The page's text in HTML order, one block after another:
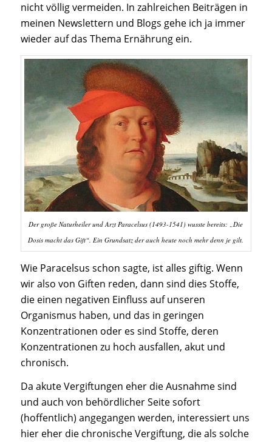
nicht völlig vermeiden. In zahlreichen Beiträgen in
meinen Newslettern und Blogs gehe ich ja immer
wieder auf das Thema Ernährung ein.
Der große Naturheiler und Arzt Paracelsus (1493-1541) wusste bereits: „Die
Dosis macht das Gift“. Ein Grundsatz der auch heute noch mehr denn je gilt.
Wie Paracelsus schon sagte, ist alles giftig. Wenn
wir also von Giften reden, dann sind dies Stoffe,
die einen negativen Einfluss auf unseren
Organismus haben, und das in geringen
Konzentrationen oder es sind Stoffe, deren
Konzentrationen zu hoch ausfallen, akut und
chronisch.
Da akute Vergiftungen eher die Ausnahme sind
und auch von behördlicher Seite sofort
(hoffentlich) angegangen werden, interessiert uns
hier eher die chronische Vergiftung, die als solche